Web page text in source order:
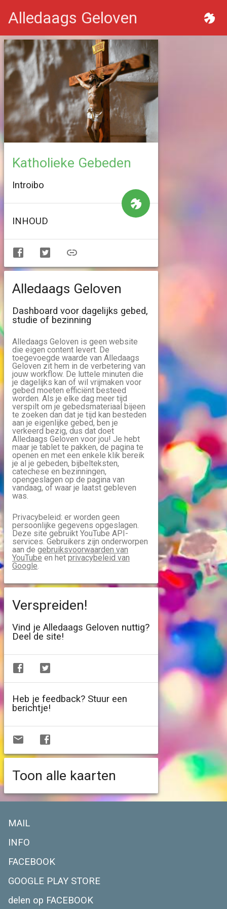
Alledaags Geloven
Katholieke Gebeden
Introibo
INHOUD
Alledaags Geloven
Dashboard voor dagelijks gebed,
studie of bezinning
Alledaags Geloven is geen website
die eigen content levert. De
toegevoegde waarde van Alledaags
Geloven zit hem in de verbetering van
jouw workflow. De luttele minuten die
je dagelijks kan of wil vrijmaken voor
gebed moeten efficiënt besteed
worden. Als je elke dag meer tijd
verspilt om je gebedsmateriaal bijeen
te zoeken dan dat je tijd kan besteden
aan je eigenlijke gebed, ben je
verkeerd bezig, dus dat doet
Alledaags Geloven voor jou! Je hebt
maar je tablet te pakken, de pagina te
openen en met een enkele klik bereik
je al je gebeden, bijbelteksten,
catechese en bezinningen,
opengeslagen op de pagina van
vandaag, of waar je laatst gebleven
was.
Privacybeleid: er worden geen
persoonlijke gegevens opgeslagen.
Deze site gebruikt YouTube API-
services. Gebruikers zijn onderworpen
aan de gebruiksvoorwaarden van
YouTube en het privacybeleid van
Google.
Verspreiden!
Vind je Alledaags Geloven nuttig?
Deel de site!
Heb je feedback? Stuur een
berichtje!
Toon alle kaarten
MAIL
INFO
FACEBOOK
GOOGLE PLAY STORE
delen op FACEBOOK